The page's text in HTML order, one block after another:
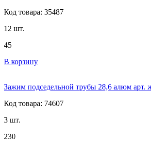
Код товара: 35487
12 шт.
45
В корзину
Зажим подседельной трубы 28,6 алюм арт.
Код товара: 74607
3 шт.
230